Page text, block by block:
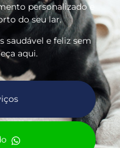
personalizado e
do seu lar.
saudável e feliz sem
aqui.